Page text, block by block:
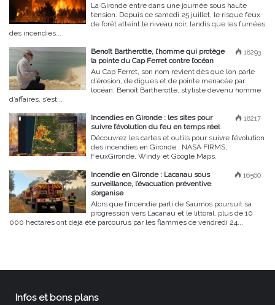
La Gironde entre dans une journée sous haute
tension. Depuis ce samedi 25 juillet, le risque feux
de forêt atteint le niveau noir, tandis que les fumées
des incendies...
18293
Benoît Bartherotte, l’homme qui protège
la pointe du Cap Ferret contre l’océan
Au Cap Ferret, son nom revient dès que l’on parle
d’érosion, de digues et de pointe menacée par
l’océan. Benoît Bartherotte, styliste devenu homme
d’affaires, s’est...
18217
Incendies en Gironde : les sites pour
suivre l’évolution du feu en temps réel
Découvrez les cartes et outils pour suivre l’évolution
des incendies en Gironde : NASA FIRMS,
FeuxGironde, Windy et Google Maps.
16560
Incendie en Gironde : Lacanau sous
surveillance, l’évacuation préventive
s’organise
Alors que l’incendie parti de Saumos poursuit sa
progression vers Lacanau et le littoral, plus de 10
000 hectares ont déjà été parcourus par les flammes ce vendredi 24...
Infos et bons plans